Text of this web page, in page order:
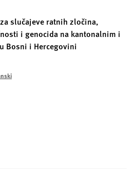
slučajeve ratnih zločina,
i genocida na kantonalnim i
Bosni i Hercegovini